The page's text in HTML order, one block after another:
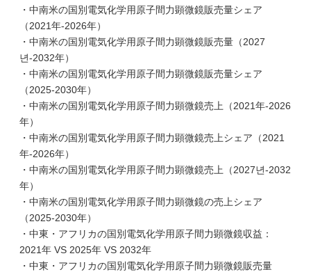
・中南米の国別電気化学用原子間力顕微鏡販売量シェア
（2021年-2026年）
・中南米の国別電気化学用原子間力顕微鏡販売量（2027
년-2032年）
・中南米の国別電気化学用原子間力顕微鏡販売量シェア
（2025-2030年）
・中南米の国別電気化学用原子間力顕微鏡売上（2021年-2026
年）
・中南米の国別電気化学用原子間力顕微鏡売上シェア（2021
年-2026年）
・中南米の国別電気化学用原子間力顕微鏡売上（2027년-2032
年）
・中南米の国別電気化学用原子間力顕微鏡の売上シェア
（2025-2030年）
・中東・アフリカの国別電気化学用原子間力顕微鏡収益：
2021年 VS 2025年 VS 2032年
・中東・アフリカの国別電気化学用原子間力顕微鏡販売量